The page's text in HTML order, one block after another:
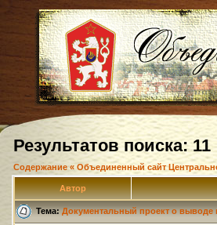
Результатов поиска: 11
Содержание « Объединенный сайт
Автор
Тема:Документальный проект о выводе